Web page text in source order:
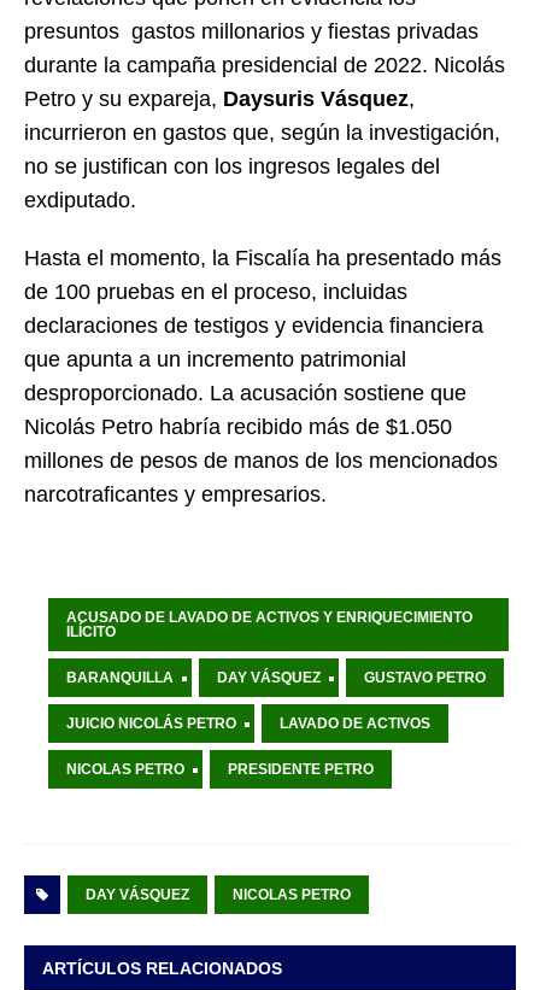
presuntos gastos millonarios y fiestas privadas
durante la campaña presidencial de 2022. Nicolás
Petro y su expareja, Daysuris Vásquez,
incurrieron en gastos que, según la investigación,
no se justifican con los ingresos legales del
exdiputado.
Hasta el momento, la Fiscalía ha presentado más
de 100 pruebas en el proceso, incluidas
declaraciones de testigos y evidencia financiera
que apunta a un incremento patrimonial
desproporcionado. La acusación sostiene que
Nicolás Petro habría recibido más de $1.050
millones de pesos de manos de los mencionados
narcotraficantes y empresarios.
ACUSADO DE LAVADO DE ACTIVOS Y ENRIQUECIMIENTO
ILÍCITO
BARANQUILLA DAY VÁSQUEZ GUSTAVO PETRO
JUICIO NICOLÁS PETRO LAVADO DE ACTIVOS
NICOLAS PETRO PRESIDENTE PETRO
DAY VÁSQUEZ NICOLAS PETRO
ARTÍCULOS RELACIONADOS